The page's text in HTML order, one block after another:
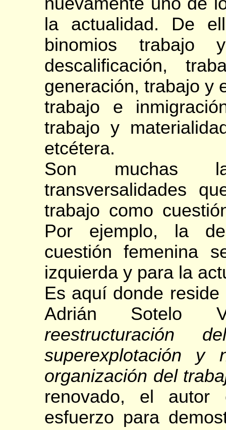
la actualidad. De
binomios trabajo
descalificación,
generación, trabajo y
trabajo e
trabajo y
etcétera.
Son muchas
transversalidades
trabajo como
Por ejemplo, la
cuestión femenina
izquierda y para la
Es aquí donde
Adrián Sotelo
reestructuración
superexplotación y
organización del
renovado, el autor
esfuerzo para